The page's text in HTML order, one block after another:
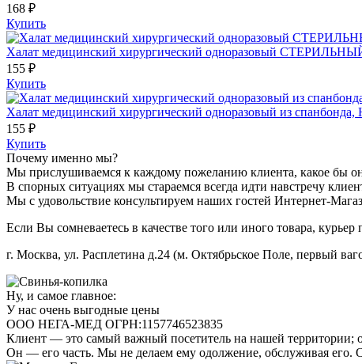
168 ₽
Купить
Халат медицинский хирургический одноразовый СТЕРИЛЬНЫЙ
155 ₽
Купить
Халат медицинский хирургический одноразовый из
155 ₽
Купить
Почему именно мы?
Мы прислушиваемся к каждому пожеланию клиента, какое бы
В спорных ситуациях мы стараемся всегда идти навстречу
Мы с удовольствие консультируем наших гостей Интернет-
Если Вы сомневаетесь в качестве того или иного товара,
г. Москва, ул. Расплетина д.24 (м. Октябрьское Поле, первый
Ну, и самое главное:
У нас очень выгодные цены
ООО НЕГА-МЕД ОГРН:1157746523835
Клиент — это самый важный посетитель на нашей
Он — его часть. Мы не делаем ему одолжение, обслуживая его.